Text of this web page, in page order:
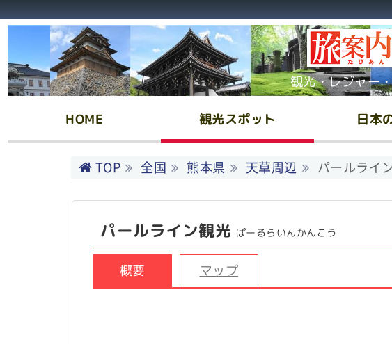
観光・レジャー
HOME 観光スポット 日本
TOP 全国 熊本県 天草周辺 パールライ
パールライン観光 ぱーるらいんかんこう
概要 マップ